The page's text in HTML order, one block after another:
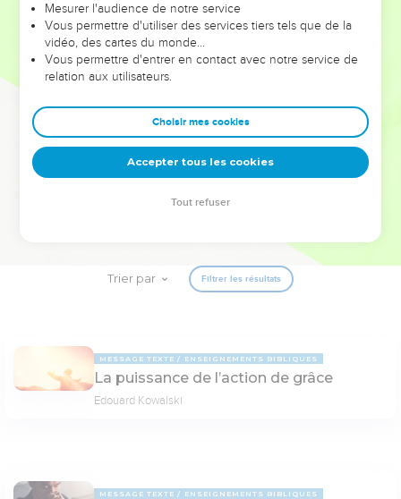
leur foi ou leur vision. Mais on voit moins les doutes, les erreurs
et les saisons difficiles qu'ils ont traversés, alors même que ce
sont elles qui les ont façonnés.
Dans cette conférence, leaders, entrepreneurs, et responsables
clés pour avancer avec plus de sagesse afin que leurs erreurs
deviennent vos tremplins. Que vous guidiez un ministère, une
équipe, un groupe ou une famille, leur expérience est faite
pour vous.
Trier par Filtrer les résultats
MESSAGE TEXTE ENSEIGNEMENTS BIBLIQUES
La puissance de l’action de grâce
Edouard Kowalski
MESSAGE TEXTE ENSEIGNEMENTS BIBLIQUES
Mesurer l'audience de notre service
Vous permettre d'utiliser des services tiers tels que de la
vidéo, des cartes du monde…
Vous permettre d'entrer en contact avec notre service de
relation aux utilisateurs.
Choisir mes cookies
Accepter tous les cookies
Tout refuser